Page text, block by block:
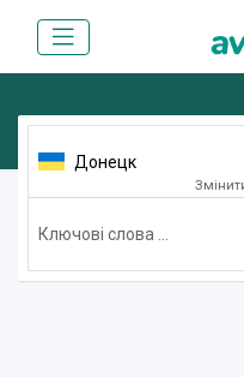
Донецк